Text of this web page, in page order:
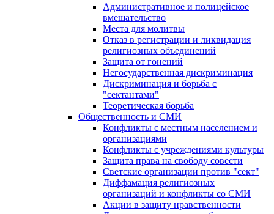
Административное и полицейское
вмешательство
Места для молитвы
Отказ в регистрации и ликвидация
религиозных объединений
Защита от гонений
Негосударственная дискриминация
Дискриминация и борьба с
"сектантами"
Теоретическая борьба
Общественность и СМИ
Конфликты с местным населением и
организациями
Конфликты с учреждениями культуры
Защита права на свободу совести
Светские организации против "сект"
Диффамация религиозных
организаций и конфликты со СМИ
Акции в защиту нравственности